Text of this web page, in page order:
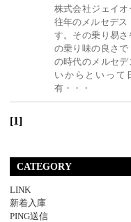
株式会社ジェイオ
往年のメルセデス
す。その乗り易
の乗り味の良さ
の時代のメルセ
いからといって
有・・・
[1]
CATEGORY
LINK
新着入庫
PING送信